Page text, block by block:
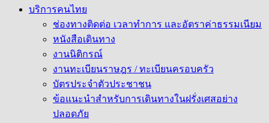
บริการคนไทย
ช่องทางติดต่อ เวลาทำการ และอัตราค่าธรรมเนียม
หนังสือเดินทาง
งานนิติกรณ์
งานทะเบียนราษฎร / ทะเบียนครอบครัว
บัตรประจำตัวประชาชน
ข้อแนะนำสำหรับการเดินทางในฝรั่งเศสอย่าง
ปลอดภัย